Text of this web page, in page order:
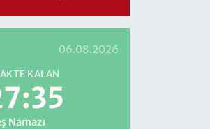
06.08.2026
KALAN
Namazı